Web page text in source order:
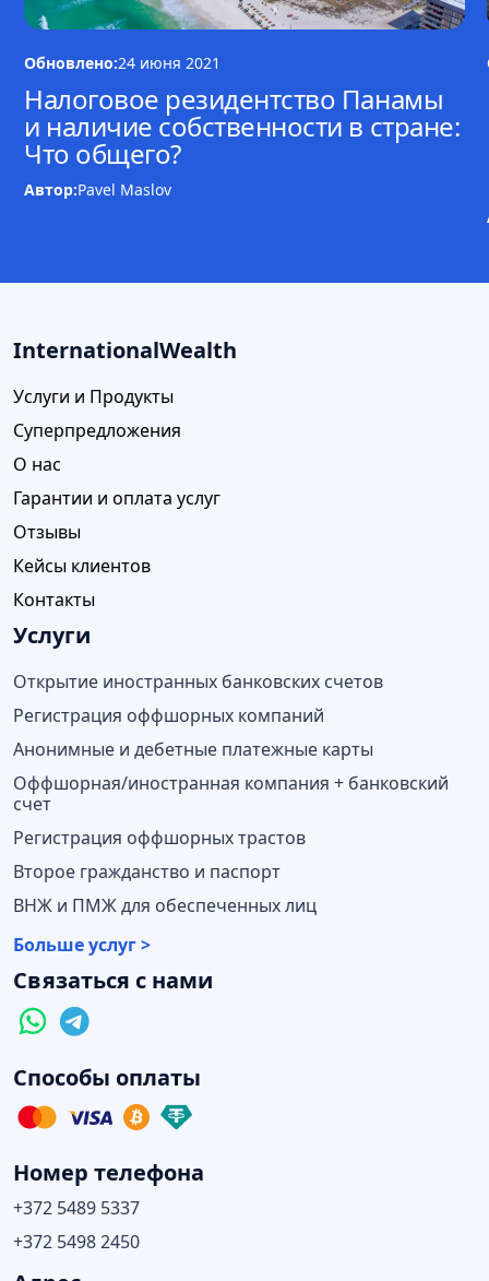
Обновлено:24 июня 2021
Налоговое резидентство Панамы
и наличие собственности в стране:
Что общего?
Автор:Pavel Maslov
InternationalWealth
Услуги и Продукты
Суперпредложения
О нас
Гарантии и оплата услуг
Отзывы
Кейсы клиентов
Контакты
Услуги
Открытие иностранных банковских счетов
Регистрация оффшорных компаний
Анонимные и дебетные платежные карты
Оффшорная/иностранная компания + банковский
счет
Регистрация оффшорных трастов
Второе гражданство и паспорт
ВНЖ и ПМЖ для обеспеченных лиц
Больше услуг >
Связаться с нами
Способы оплаты
Номер телефона
+372 5489 5337
+372 5498 2450